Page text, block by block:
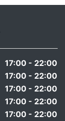
17:00 - 22:00
17:00 - 22:00
17:00 - 22:00
17:00 - 22:00
17:00 - 22:00